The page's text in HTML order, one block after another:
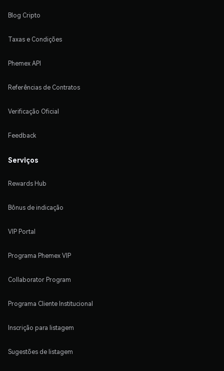
Blog Cripto
Taxas e Condições
Phemex API
Referências de Contratos
Verificação Oficial
Feedback
Serviços
Rewards Hub
Bônus de indicação
VIP Portal
Programa Phemex VIP
Collaborator Program
Programa Cliente Institucional
Inscrição para listagem
Sugestões de listagem